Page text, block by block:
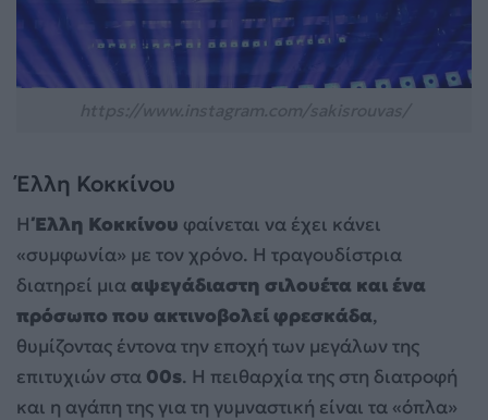
Έλλη Κοκκίνου
ΗΈλλη Κοκκίνου φαίνεται να έχει κάνει
«συμφωνία» με τον χρόνο. Η τραγουδίστρια
διατηρεί μιααψεγάδιαστη σιλουέτα και ένα
πρόσωπο που ακτινοβολεί φρεσκάδα,
θυμίζοντας έντονα την εποχή των μεγάλων της
επιτυχιών στα 00s. Η πειθαρχία της στη διατροφή
και η αγάπη της για τη γυμναστική είναι τα «όπλα»